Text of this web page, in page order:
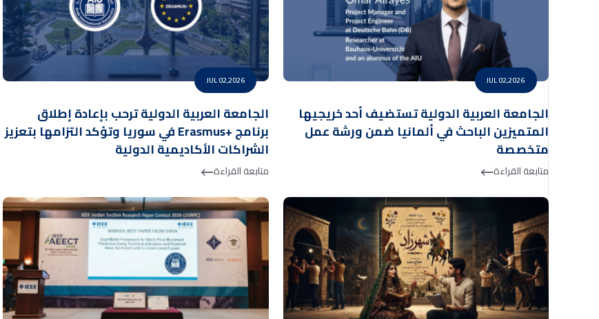
JUL 02,2026
الجامعة العربية الدولية تستضيف أحد خريجيها
المتميزين الباحث في ألمانيا ضمن ورشة عمل
متخصصة
متابعة القراءة
JUL 02,2026
الجامعة العربية الدولية ترحب بإعادة إطلاق
برنامج +Erasmus في سوريا وتؤكد التزامها بتعزيز
الشراكات الأكاديمية الدولية
متابعة القراءة